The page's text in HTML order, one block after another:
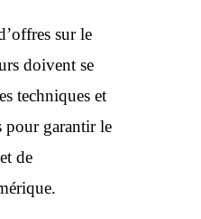
sur le
doivent se
techniques et
pour garantir le
de